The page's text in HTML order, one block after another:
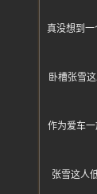
真没想到
卧槽张雪
作为爱车
张雪这人